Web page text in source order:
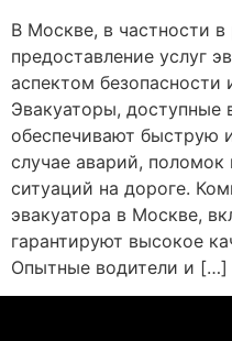
В Москве, в частности
предоставление услуг
аспектом
Эвакуаторы, доступные
обеспечивают
случае аварий,
ситуаций на дороге.
эвакуатора в Москве,
гарантируют высокое
Опытные водители и […]